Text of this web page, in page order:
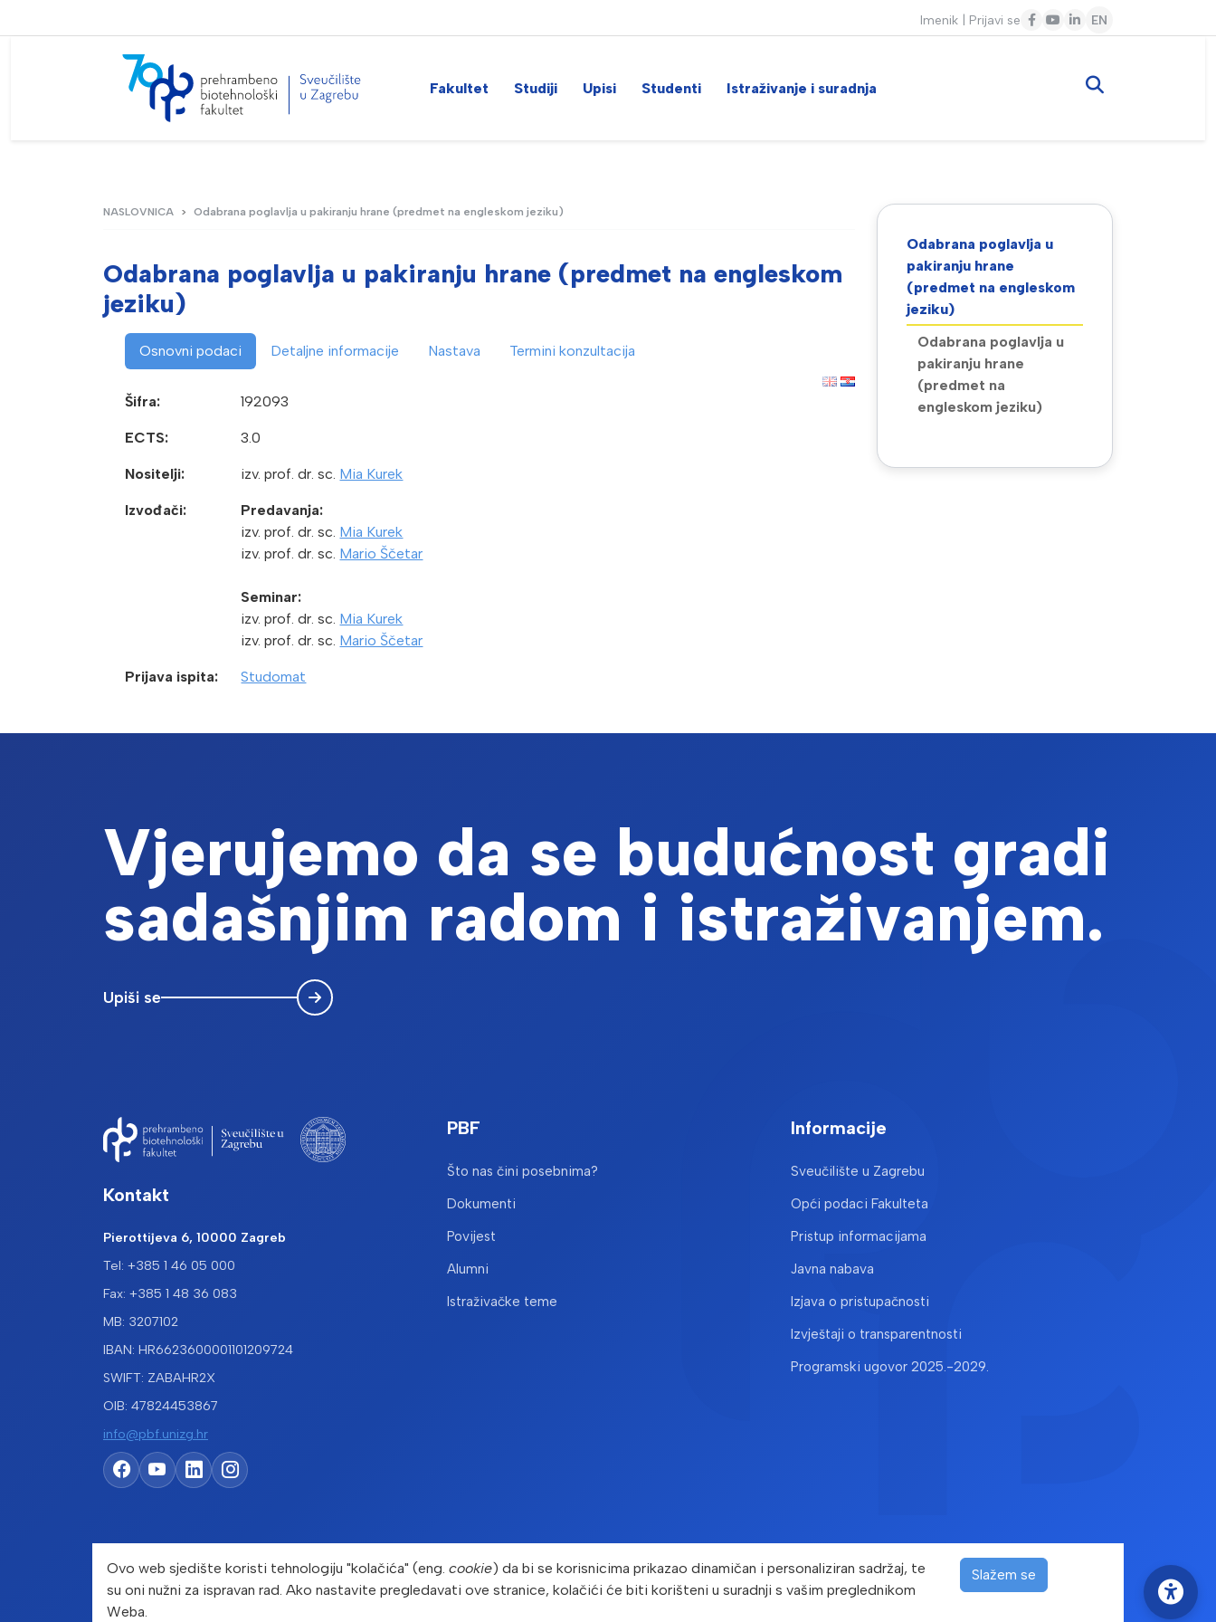
Ovo web sjedište koristi tehnologiju "kolačića" (eng. cookie) da bi se korisnicima prikazao dinamičan i personaliziran sadržaj, te
su oni nužni za ispravan rad. Ako nastavite pregledavati ove stranice, kolačići će biti korišteni u suradnji s vašim preglednikom
Weba.
Slažem se
Imenik Prijavi se EN
Fakultet Studiji Upisi Studenti Istraživanje i suradnja
NASLOVNICA Odabrana poglavlja u pakiranju hrane (predmet na engleskom jeziku)
Odabrana poglavlja u pakiranju hrane (predmet na engleskom
jeziku)
Osnovni podaci Detaljne informacije Nastava Termini konzultacija
Šifra: 192093
ECTS: 3.0
Nositelji: izv. prof. dr. sc. Mia Kurek
Izvođači:
Predavanja:
izv. prof. dr. sc. Mia Kurek
izv. prof. dr. sc. Mario Ščetar
Seminar:
izv. prof. dr. sc. Mia Kurek
izv. prof. dr. sc. Mario Ščetar
Prijava ispita: Studomat
Odabrana poglavlja u
pakiranju hrane
(predmet na engleskom
jeziku)
Odabrana poglavlja u
pakiranju hrane
(predmet na
engleskom jeziku)
Vjerujemo da se budućnost gradi
sadašnjim radom i istraživanjem.
Upiši se
Kontakt
Pierottijeva 6, 10000 Zagreb
Tel: +385 1 46 05 000
Fax: +385 1 48 36 083
MB: 3207102
IBAN: HR6623600001101209724
SWIFT: ZABAHR2X
OIB: 47824453867
info@pbf.unizg.hr
PBF
Što nas čini posebnima?
Dokumenti
Povijest
Alumni
Istraživačke teme
Informacije
Sveučilište u Zagrebu
Opći podaci Fakulteta
Pristup informacijama
Javna nabava
Izjava o pristupačnosti
Izvještaji o transparentnosti
Programski ugovor 2025.-2029.
Copyright © Prehrambeno-biotehnološki fakultet 2026. Sva prava pridržana